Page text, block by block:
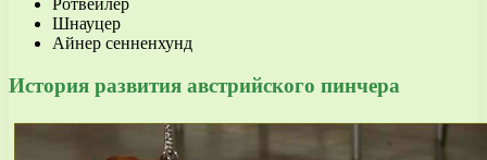
Шнауцер
Айнер сенненхунд
История развития австрийского пинчера